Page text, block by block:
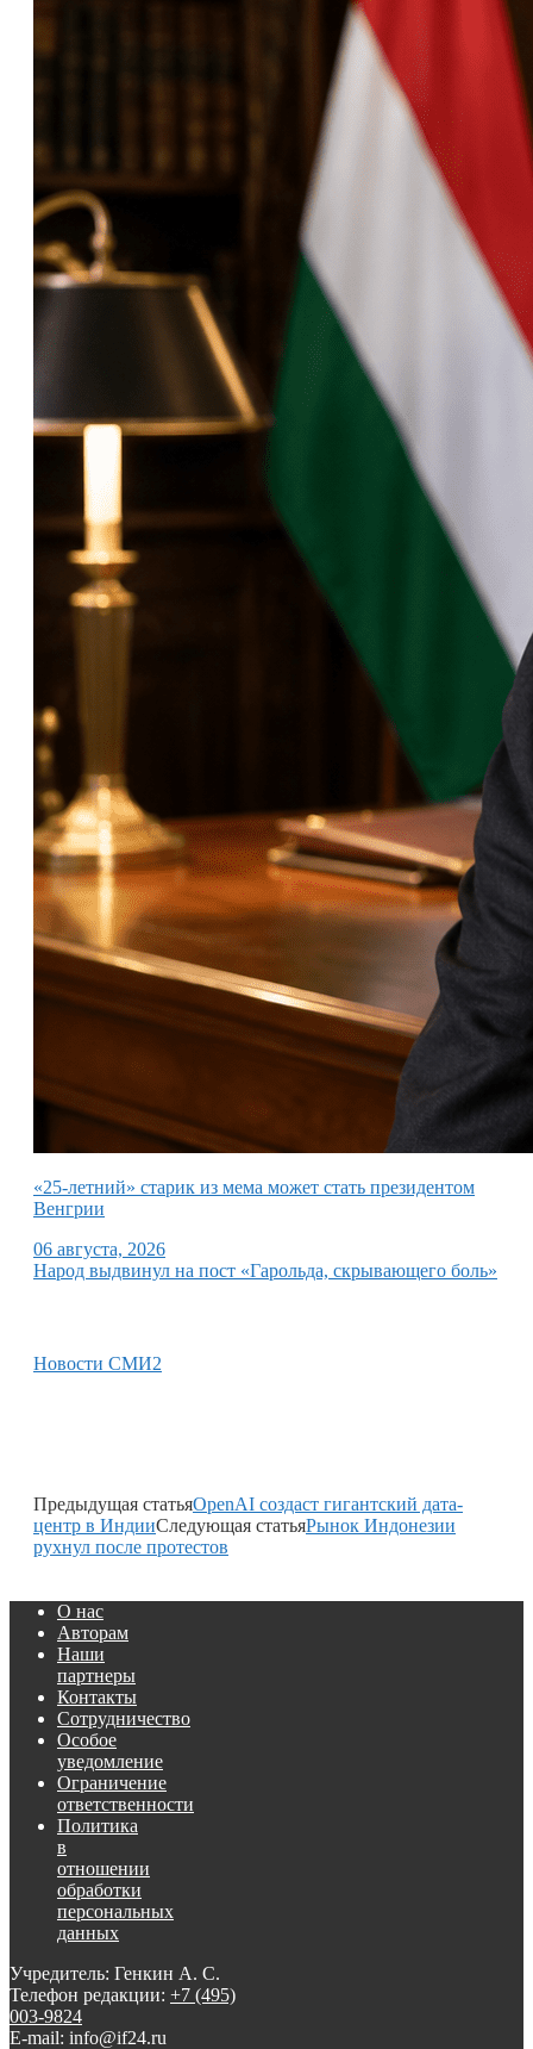
«25-летний» старик из мема может стать президентом
Венгрии
06 августа, 2026
Народ выдвинул на пост «Гарольда, скрывающего боль»
Новости СМИ2
Предыдущая статьяOpenAI создаст гигантский дата-
центр в ИндииСледующая статьяРынок Индонезии
рухнул после протестов
О нас
Авторам
Наши
партнеры
Контакты
Сотрудничество
Особое
уведомление
Ограничение
ответственности
Политика
в
отношении
обработки
персональных
данных
Учредитель: Генкин А. С.
Телефон редакции: +7 (495)
003-9824
E-mail: info@if24.ru